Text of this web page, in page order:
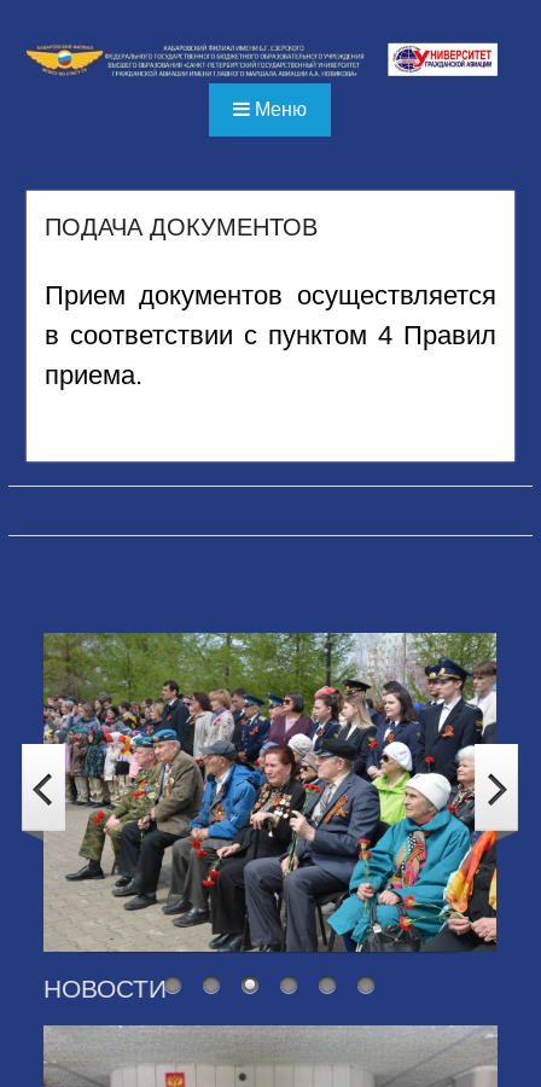
содержимому
Меню
ПОДАЧА ДОКУМЕНТОВ
Прием документов осуществляется
в соответствии с пунктом 4 Правил
приема.
ЕСТЬ ТАКАЯ ТРАДИЦИЯ
НОВОСТИ